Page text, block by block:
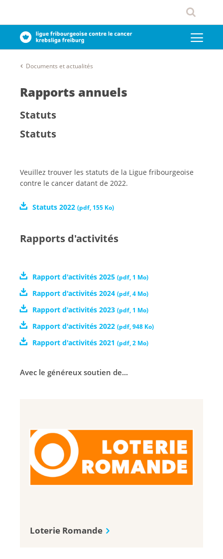
Documents et actualités
Rapports annuels
Statuts
Statuts
Veuillez trouver les statuts de la Ligue fribourgeoise
contre le cancer datant de 2022.
Statuts 2022 (pdf, 155 Ko)
Rapports d'activités
Rapport d'activités 2025 (pdf, 1 Mo)
Rapport d'activités 2024 (pdf,4 Mo)
Rapport d'activités 2023 (pdf, 1 Mo)
Rapport d'activités 2022 (pdf,948 Ko)
Rapport d'activités 2021 (pdf,2 Mo)
Avec le généreux soutien de...
Loterie Romande